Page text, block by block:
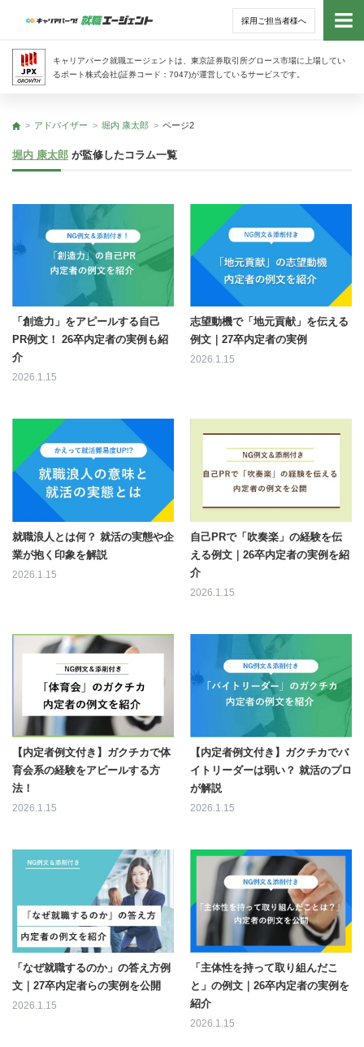
採用ご担当者様へ
キャリアパーク就職エージェントは、東京証券取引所グロース市場に上場してい
るポート株式会社(証券コード：7047)が運営しているサービスです。
トッ
トップ
アドバイザー 堀内 康太郎 ページ2
堀内 康太郎 が監修したコラム一覧
「創造力」をアピールする自己
PR例文！ 26卒内定者の実例も紹
介
2026.1.15
志望動機で「地元貢献」を伝える
例文｜27卒内定者の実例
2026.1.15
就職浪人とは何？ 就活の実態や企
業が抱く印象を解説
2026.1.15
自己PRで「吹奏楽」の経験を伝
える例文｜26卒内定者の実例を紹
介
2026.1.15
【内定者例文付き】ガクチカで体
育会系の経験をアピールする方
法！
2026.1.15
【内定者例文付き】ガクチカでバ
イトリーダーは弱い？ 就活のプロ
が解説
2026.1.15
「なぜ就職するのか」の答え方例
文｜27卒内定者らの実例を公開
2026.1.15
「主体性を持って取り組んだこ
と」の例文｜26卒内定者の実例を
紹介
2026.1.15